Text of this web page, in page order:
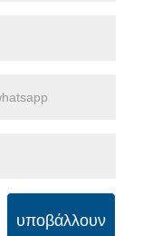
υποβάλλουν